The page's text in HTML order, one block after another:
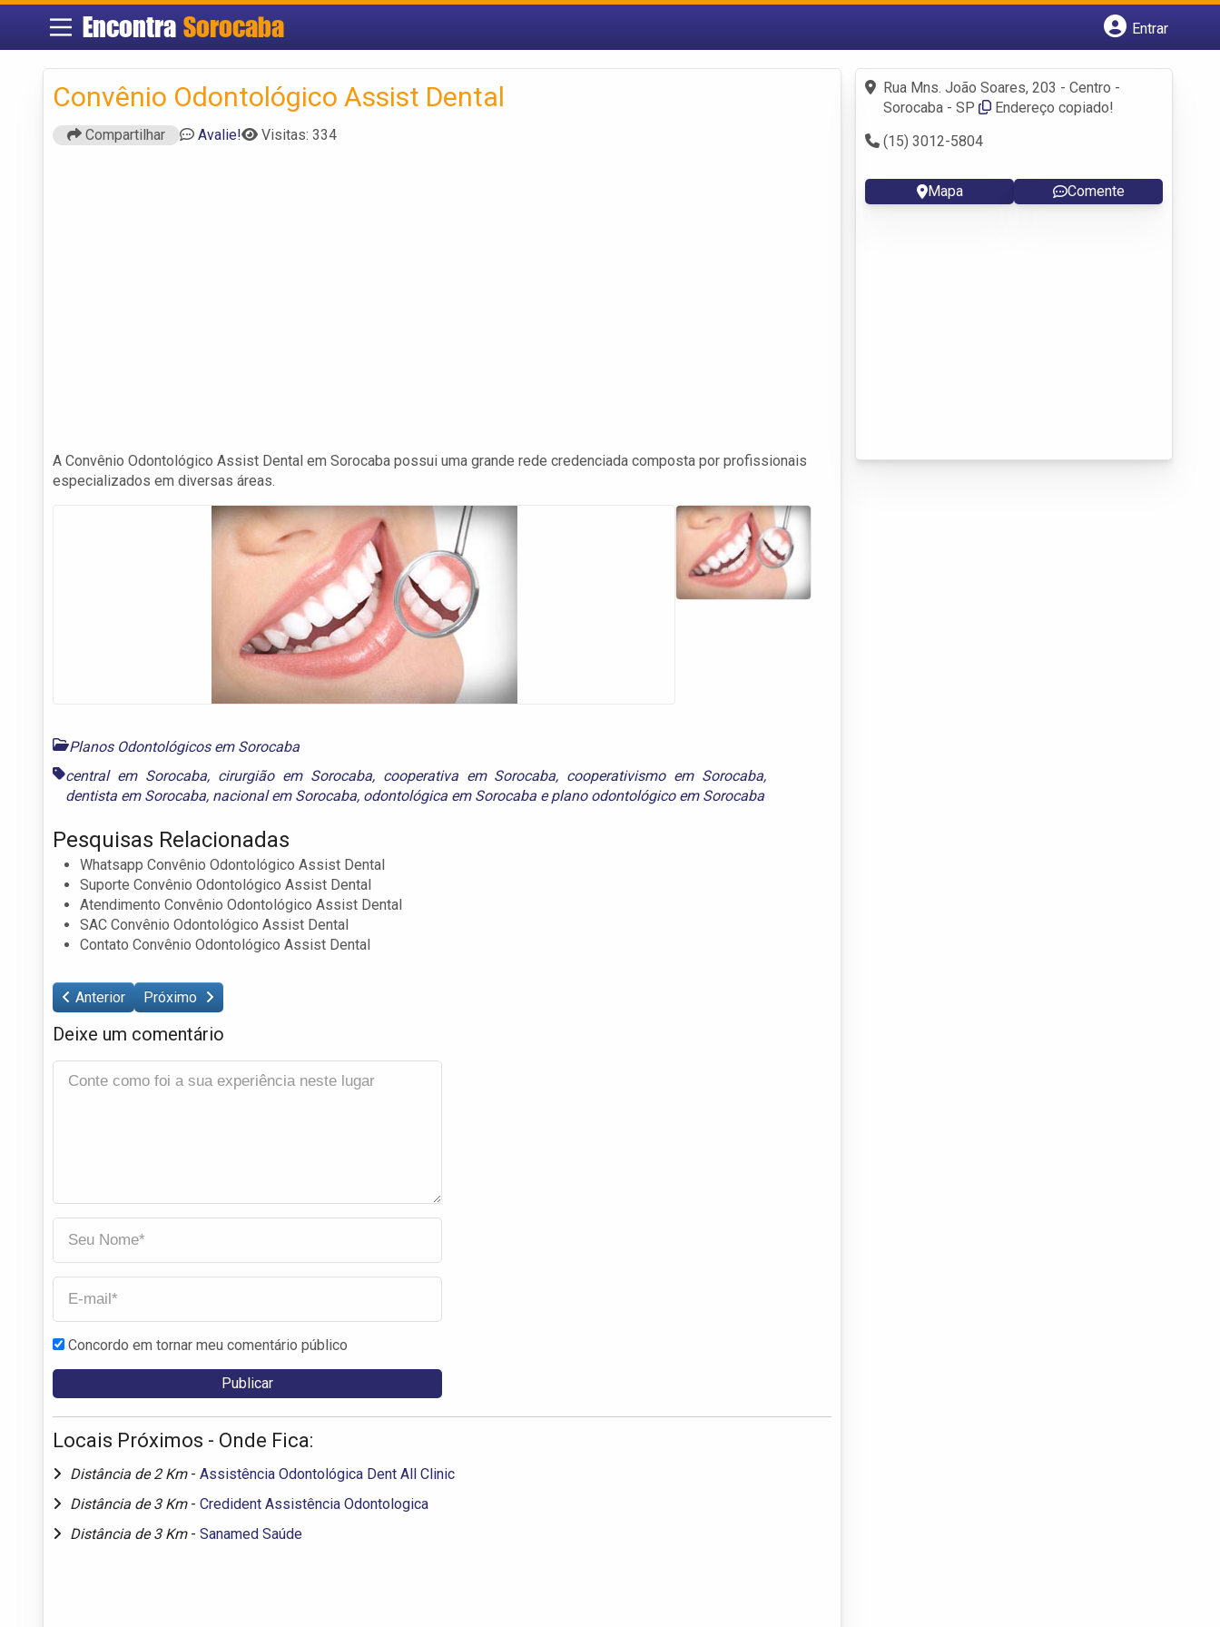
Encontra Sorocaba
Entrar
Fazer login
Criar conta
Convênio Odontológico Assist Dental
Compartilhar Avalie! Visitas: 334
A Convênio Odontológico Assist Dental em Sorocaba possui uma grande rede credenciada composta por profissionais
especializados em diversas áreas.
Planos Odontológicos em Sorocaba
central em Sorocaba, cirurgião em Sorocaba, cooperativa em Sorocaba, cooperativismo em Sorocaba,
dentista em Sorocaba, nacional em Sorocaba, odontológica em Sorocaba eplano odontológico em Sorocaba
Pesquisas Relacionadas
Whatsapp Convênio Odontológico Assist Dental
Suporte Convênio Odontológico Assist Dental
Atendimento Convênio Odontológico Assist Dental
SAC Convênio Odontológico Assist Dental
Contato Convênio Odontológico Assist Dental
Anterior Próximo
Deixe um comentário
Concordo em tornar meu comentário público
Locais Próximos - Onde Fica:
Distância de 2 Km - Assistência Odontológica Dent All Clinic
Distância de 3 Km - Credident Assistência Odontologica
Distância de 3 Km - Sanamed Saúde
Rua Mns. João Soares, 203 - Centro -
Sorocaba - SP
Endereço copiado!
(15) 3012-5804
Mapa Comente